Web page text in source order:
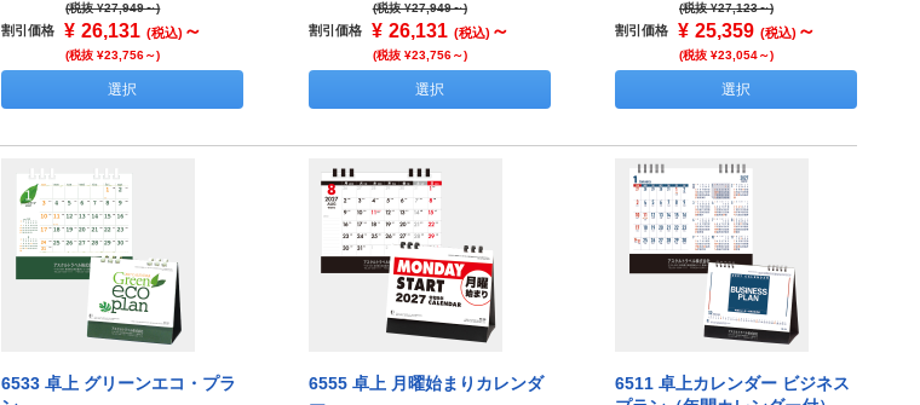
(税抜 ¥27,949～)
割引価格 ¥ 26,131 (税込) ～
(税抜 ¥23,756～)
選択
(税抜 ¥27,949～)
割引価格 ¥ 26,131 (税込) ～
(税抜 ¥23,756～)
選択
(税抜 ¥27,123～)
割引価格 ¥ 25,359 (税込) ～
(税抜 ¥23,054～)
選択
6533 卓上 グリーンエコ・プラ
6555 卓上 月曜始まりカレンダ
6511 卓上カレンダー ビジネス